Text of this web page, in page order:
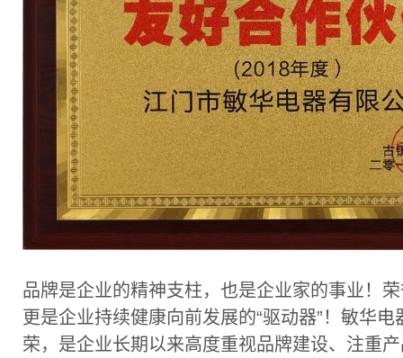
品牌是企业的精神支柱，也是企业家的事业！
更是企业持续健康向前发展的“驱动器”！敏华
荣，是企业长期以来高度重视品牌建设、注重